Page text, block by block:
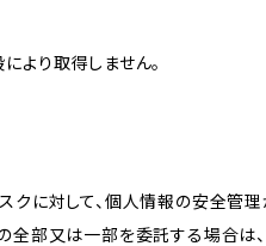
より取得しません。
クに対して、個人情報の安全管
全部又は一部を委託する場合は